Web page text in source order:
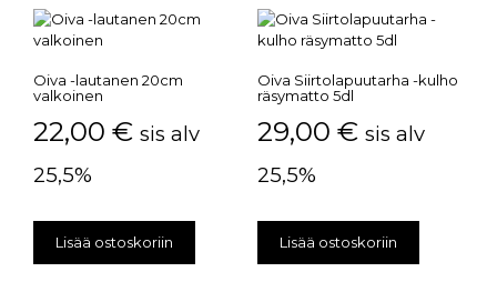
Oiva -lautanen 20cm
valkoinen
22,00 € sis alv
25,5%
Lisää ostoskoriin
Oiva Siirtolapuutarha -kulho
räsymatto 5dl
29,00 € sis alv
25,5%
Lisää ostoskoriin